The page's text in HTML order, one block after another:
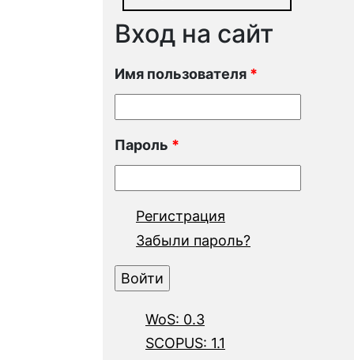
Вход на сайт
Имя пользователя *
Пароль *
Регистрация
Забыли пароль?
WoS: 0.3
SCOPUS: 1.1